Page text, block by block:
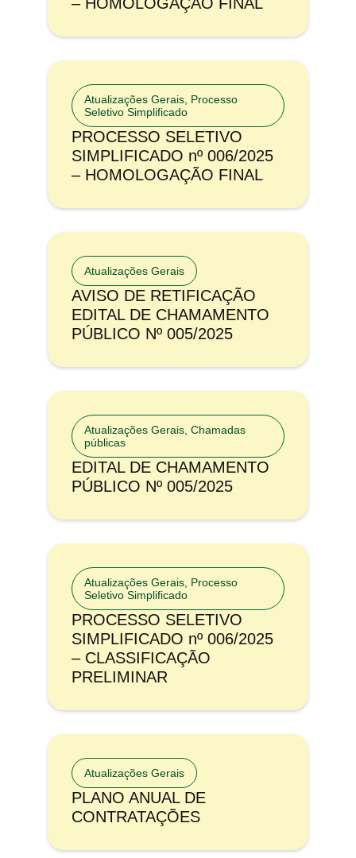
Atualizações Gerais, Processo
Seletivo Simplificado
PROCESSO SELETIVO
SIMPLIFICADO nº 006/2025
– HOMOLOGAÇÃO FINAL
Atualizações Gerais
AVISO DE RETIFICAÇÃO
EDITAL DE CHAMAMENTO
PÚBLICO Nº 005/2025
Atualizações Gerais, Chamadas
públicas
EDITAL DE CHAMAMENTO
PÚBLICO Nº 005/2025
Atualizações Gerais, Processo
Seletivo Simplificado
PROCESSO SELETIVO
SIMPLIFICADO nº 006/2025
– CLASSIFICAÇÃO
PRELIMINAR
Atualizações Gerais
PLANO ANUAL DE
CONTRATAÇÕES